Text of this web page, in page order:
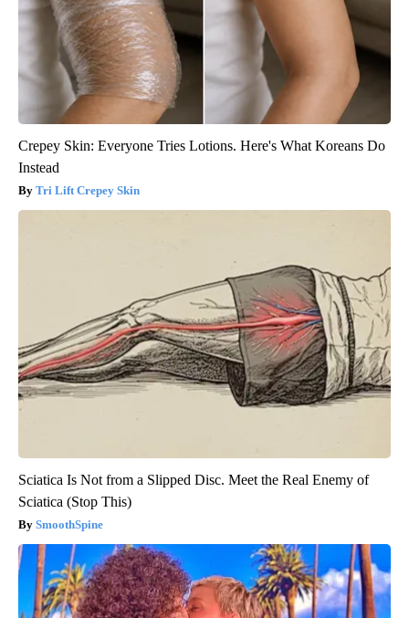
Crepey Skin: Everyone Tries Lotions. Here's What Koreans Do
Instead
Tri Lift Crepey Skin
Sciatica Is Not from a Slipped Disc. Meet the Real Enemy of
Sciatica (Stop This)
SmoothSpine